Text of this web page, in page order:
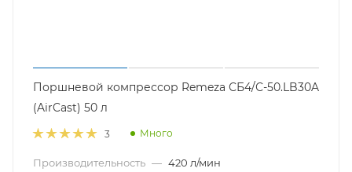
Поршневой компрессор Remeza СБ4/С-50.LB30A
(AirCast) 50 л
3 Много
Производительность — 420 л/мин